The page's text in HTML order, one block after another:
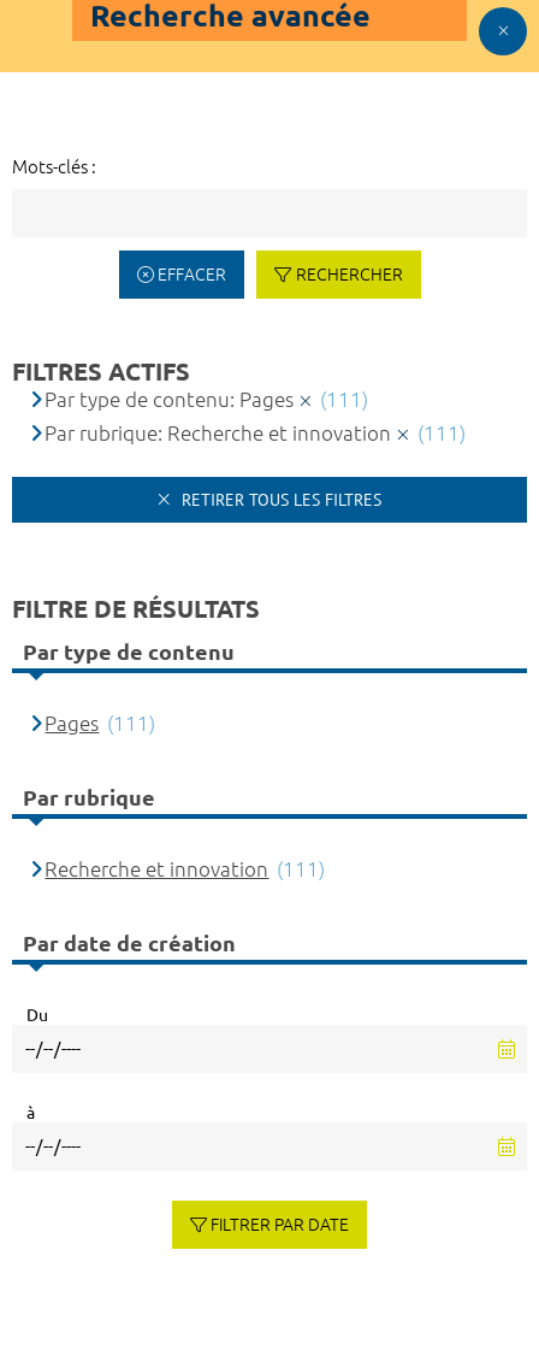
Recherche avancée
Mots-clés :
EFFACER RECHERCHER
FILTRES ACTIFS
Par type de contenu: Pages
(111)
Par rubrique: Recherche et innovation
(111)
RETIRER TOUS LES FILTRES
FILTRE DE RÉSULTATS
Par type de contenu
Pages (111)
Par rubrique
Recherche et innovation (111)
Par date de création
Du
à
FILTRER PAR DATE